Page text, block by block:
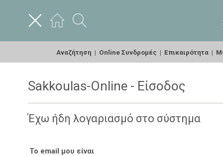
Αναζήτηση | Online Συνδρομές | Επικαιρότητα |
Sakkoulas-Online - Είσοδος
Έχω ήδη λογαριασμό στο σύστημα
Το email μου είναι